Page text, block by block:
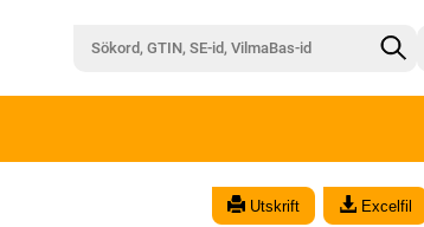
Utskrift Excelfil